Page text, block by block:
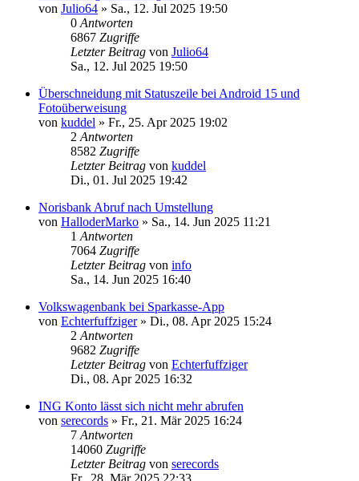
von Julio64 » Sa., 12. Jul 2025 19:50
0 Antworten
6867 Zugriffe
Letzter Beitrag von Julio64
Sa., 12. Jul 2025 19:50
Überschneidung mit Statuszeile bei Android 15 und
Fotoüberweisung
von kuddel » Fr., 25. Apr 2025 19:02
2 Antworten
8582 Zugriffe
Letzter Beitrag von kuddel
Di., 01. Jul 2025 19:42
Norisbank Abruf nach Umstellung
von HalloderMarko » Sa., 14. Jun 2025 11:21
1 Antworten
7064 Zugriffe
Letzter Beitrag von info
Sa., 14. Jun 2025 16:40
Volkswagenbank bei Sparkasse-App
von Echterfuffziger» Di., 08. Apr 2025 15:24
2 Antworten
9682 Zugriffe
Letzter Beitrag von Echterfuffziger
Di., 08. Apr 2025 16:32
ING Konto lässt sich nicht mehr abrufen
von serecords » Fr., 21. Mär 2025 16:24
7 Antworten
14060 Zugriffe
Letzter Beitrag von serecords
Fr., 28. Mär 2025 22:33